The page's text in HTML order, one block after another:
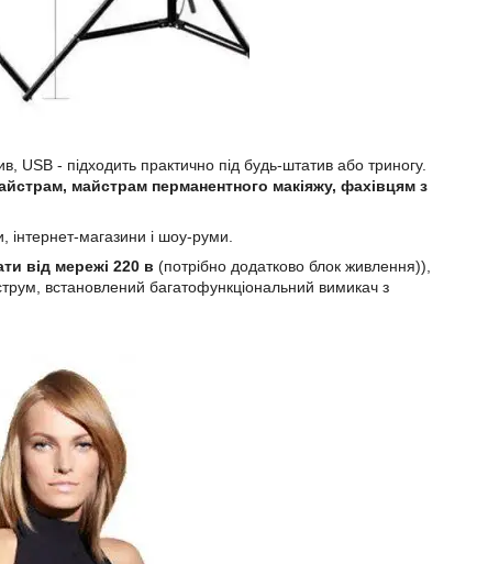
- підходить практично під будь-штатив або триногу.
майстрам перманентного макіяжу, фахівцям з
інтернет-магазини і шоу-руми.
від мережі 220 в (потрібно додатково блок живлення)),
встановлений багатофункціональний вимикач з